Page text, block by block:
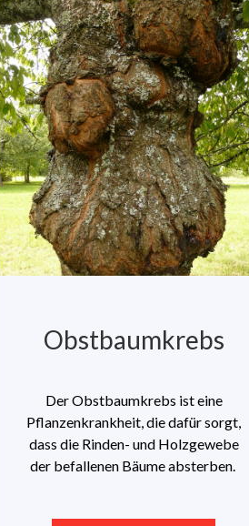
Obstbaumkrebs
Der Obstbaumkrebs ist eine
Pflanzenkrankheit, die dafür sorgt,
dass die Rinden- und Holzgewebe
der befallenen Bäume absterben.